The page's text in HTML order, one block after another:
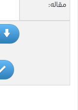
مقاله: